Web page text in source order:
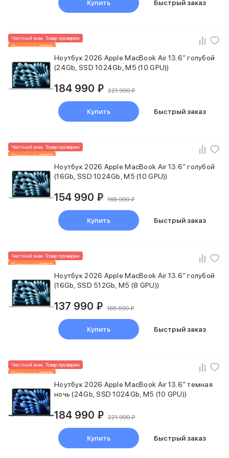
Внешние аккумуляторы
3D Стикеры
Кардхолдеры MagSafe
iPad
iPad Pro
iPad Air
iPad Air 11″
iPad Air 10.9″
iPad
iPad 11″
Объем памяти iPad
iPad 2048 Gb
iPad 1024 Gb
iPad 512 Gb
iPad 128 Gb
Чехлы для iPad
Защитные стекла для iPad
Сетевые зарядные устройства
Кабели
Внешние аккумуляторы
3D Стикеры
Баннер гарантия
Баннер доставка
Mac
MacBook Pro M5 Max
MacBook Pro M5 Pro
Купить Быстрый заказ
Честный знак. Товар проверен
Подарки до 5000₽
Ноутбук 2026 Apple MacBook Air 13.6″ голубой
(24Gb, SSD 1024Gb, M5 (10 GPU))
184 990 ₽ 221 990 ₽
Купить Быстрый заказ
Честный знак. Товар проверен
Подарки до 5000₽
Ноутбук 2026 Apple MacBook Air 13.6″ голубой
(16Gb, SSD 1024Gb, M5 (10 GPU))
154 990 ₽ 185 990 ₽
Купить Быстрый заказ
Честный знак. Товар проверен
Подарки до 5000₽
Ноутбук 2026 Apple MacBook Air 13.6″ голубой
(16Gb, SSD 512Gb, M5 (8 GPU))
137 990 ₽ 165 590 ₽
Купить Быстрый заказ
Честный знак. Товар проверен
Подарки до 5000₽
Ноутбук 2026 Apple MacBook Air 13.6″ темная
ночь (24Gb, SSD 1024Gb, M5 (10 GPU))
184 990 ₽ 221 990 ₽
Купить Быстрый заказ